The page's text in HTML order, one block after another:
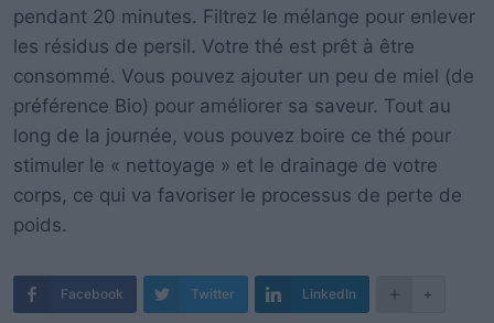
pendant 20 minutes. Filtrez le mélange pour enlever
les résidus de persil. Votre thé est prêt à être
consommé. Vous pouvez ajouter un peu de miel (de
préférence Bio) pour améliorer sa saveur. Tout au
long de la journée, vous pouvez boire ce thé pour
stimuler le « nettoyage » et le drainage de votre
corps, ce qui va favoriser le processus de perte de
poids.
Facebook Twitter LinkedIn +